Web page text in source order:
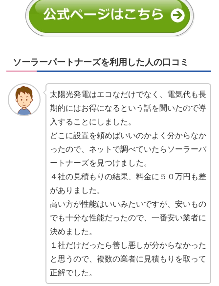
ソーラーパートナーズを利用した人の口コミ
太陽光発電はエコなだけでなく、電気代も長
期的にはお得になるという話を聞いたので導
入することにしました。
どこに設置を頼めばいいのかよく分からなか
ったので、ネットで調べていたらソーラーパ
ートナーズを見つけました。
４社の見積もりの結果、料金に５０万円も差
がありました。
高い方が性能はいいみたいですが、安いもの
でも十分な性能だったので、一番安い業者に
決めました。
１社だけだったら善し悪しが分からなかった
と思うので、複数の業者に見積もりを取って
正解でした。